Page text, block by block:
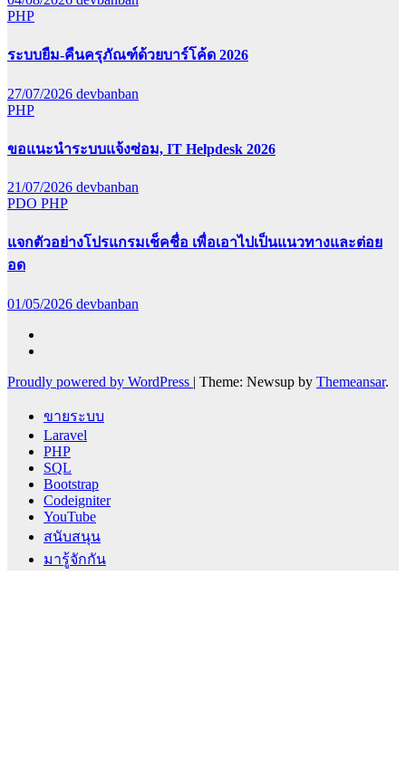
PHP
ระบบยืม-คืนครุภัณฑ์ด้วยบาร์โค้ด 2026
27/07/2026 devbanban
PHP
ขอแนะนำระบบแจ้งซ่อม, IT Helpdesk 2026
21/07/2026 devbanban
PDO PHP
แจกตัวอย่างโปรแกรมเช็คชื่อ เพื่อเอาไปเป็นแนวทางและต่อย
อด
01/05/2026 devbanban
Proudly powered by WordPress | Theme: Newsup by Themeansar.
ขายระบบ
Laravel
PHP
SQL
Bootstrap
Codeigniter
YouTube
สนับสนุน
มารู้จักกัน